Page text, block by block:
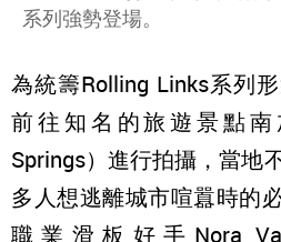
系列強勢登場。
為統籌Rolling Links系列
前往知名的旅遊景點南
Springs）進行拍攝，當地
多人想逃離城市喧囂時的
職業滑板好手Nora